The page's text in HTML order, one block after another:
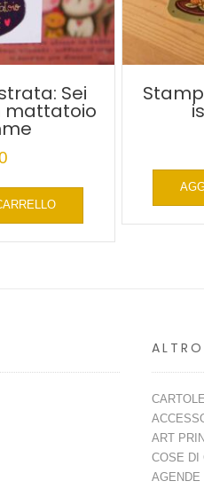
Sei
mattatoio
ALTRO
ART
COSE DI
AGENDE